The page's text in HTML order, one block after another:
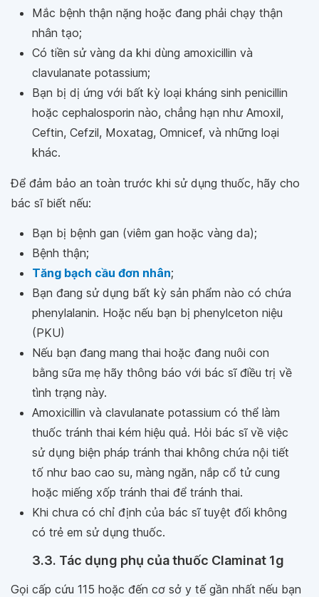
Mắc bệnh thận nặng hoặc đang phải chạy thận
nhân tạo;
Có tiền sử vàng da khi dùng amoxicillin và
clavulanate potassium;
Bạn bị dị ứng với bất kỳ loại kháng sinh penicillin
hoặc cephalosporin nào, chẳng hạn như Amoxil,
Ceftin, Cefzil, Moxatag, Omnicef, và những loại
khác.
Để đảm bảo an toàn trước khi sử dụng thuốc, hãy cho
bác sĩ biết nếu:
Bạn bị bệnh gan (viêm gan hoặc vàng da);
Bệnh thận;
Tăng bạch cầu đơn nhân;
Bạn đang sử dụng bất kỳ sản phẩm nào có chứa
phenylalanin. Hoặc nếu bạn bị phenylceton niệu
(PKU)
Nếu bạn đang mang thai hoặc đang nuôi con
bằng sữa mẹ hãy thông báo với bác sĩ điều trị về
tình trạng này.
Amoxicillin và clavulanate potassium có thể làm
thuốc tránh thai kém hiệu quả. Hỏi bác sĩ về việc
sử dụng biện pháp tránh thai không chứa nội tiết
tố như bao cao su, màng ngăn, nắp cổ tử cung
hoặc miếng xốp tránh thai để tránh thai.
Khi chưa có chỉ định của bác sĩ tuyệt đối không
có trẻ em sử dụng thuốc.
3.3. Tác dụng phụ của thuốc Claminat 1g
Gọi cấp cứu 115 hoặc đến cơ sở y tế gần nhất nếu bạn